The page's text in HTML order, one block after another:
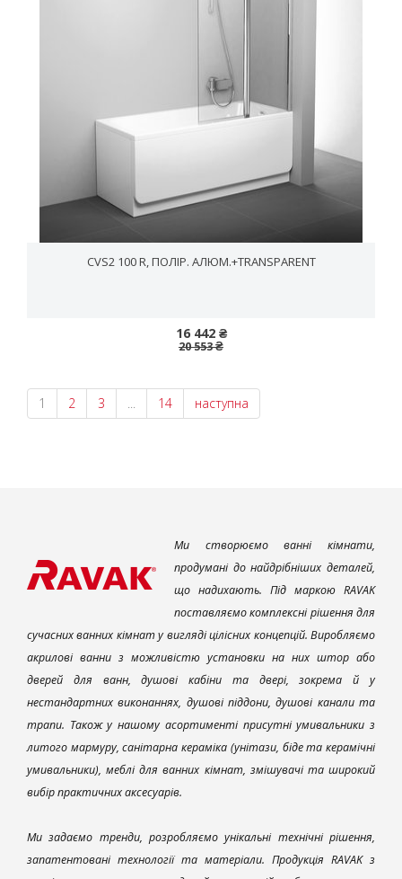
CVS2 100 R, ПОЛІР. АЛЮМ.+TRANSPARENT
16 442 ₴
20 553 ₴
1 2 3 ... 14 наступна
Ми створюємо ванні кімнати,
продумані до найдрібніших деталей,
що надихають. Під маркою RAVAK
поставляємо комплексні рішення для
сучасних ванних кімнат у вигляді цілісних концепцій. Виробляємо
акрилові ванни з можливістю установки на них штор або
дверей для ванн, душові кабіни та двері, зокрема й у
нестандартних виконаннях, душові піддони, душові канали та
трапи. Також у нашому асортименті присутні умивальники з
литого мармуру, санітарна кераміка (унітази, біде та керамічні
умивальники), меблі для ванних кімнат, змішувачі та широкий
вибір практичних аксесуарів.
Ми задаємо тренди, розробляємо унікальні технічні рішення,
запатентовані технології та матеріали. Продукція RAVAK з